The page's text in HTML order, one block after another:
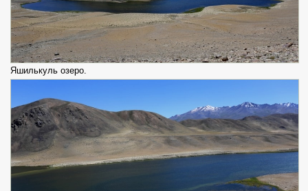
Яшилькуль озеро.